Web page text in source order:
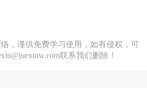
，谨供免费学习使用，如有侵权，可
联系我们删除！